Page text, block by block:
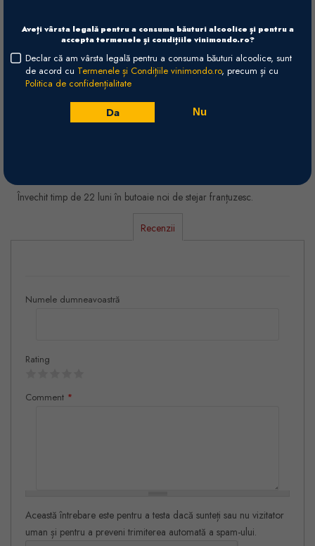
Aveți vârsta legală pentru a consuma băuturi alcoolice și pentru a
accepta termenele și condițiile vinimondo.ro?
Declar că am vârsta legală pentru a consuma băuturi alcoolice, sunt
de acord cu Termenele și Condițiile vinimondo.ro, precum și cu
Politica de confidențialitate
Da Nu
Gustativ
Plin, cu textură catifelată, taninuri fine, bine integrate și final complex
și persistent.
Învechit timp de 22 luni în butoaie noi de stejar franțuzesc.
Recenzii
Numele dumneavoastră
Rating
Comment *
Această întrebare este pentru a testa dacă sunteți sau nu vizitator
uman și pentru a preveni trimiterea automată a spam-ului.